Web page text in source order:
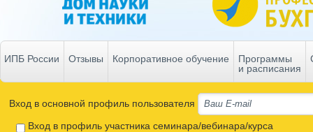
ИПБ России Отзывы Корпоративное обучение
Программы
и расписания
Вход в основной профиль пользователя
Вход в профиль участника семинара/вебинара/курса